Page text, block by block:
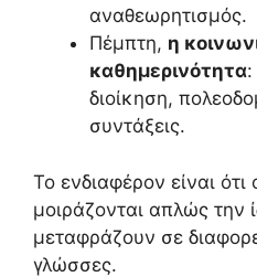
αναθεωρητισμός.
Πέμπτη, η
καθημερινότητα:
διοίκηση,
συντάξεις.
Το ενδιαφέρον είναι ότι
μοιράζονται απλώς την
μεταφράζουν σε
γλώσσες.